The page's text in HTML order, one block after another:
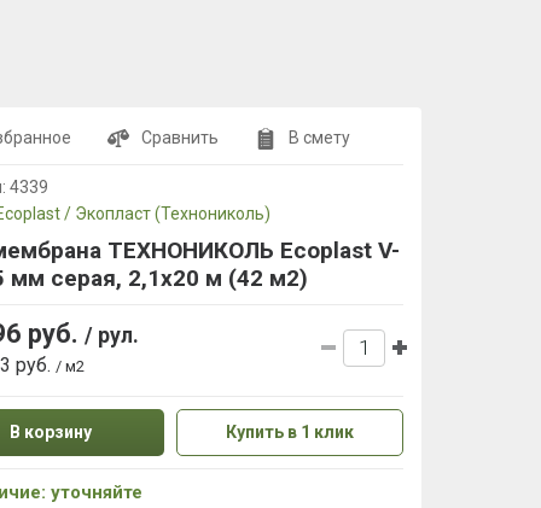
Сравнить В смету
4339
/ Экопласт (Технониколь)
ТЕХНОНИКОЛЬ Ecoplast V-
мм серая, 2,1х20 м (42 м2)
руб. / рул.
руб. / м2
В корзину Купить в 1 клик
уточняйте